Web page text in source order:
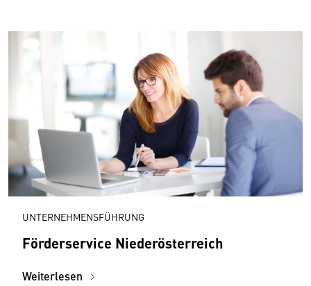
UNTERNEHMENSFÜHRUNG
Förderservice Niederösterreich
Weiterlesen